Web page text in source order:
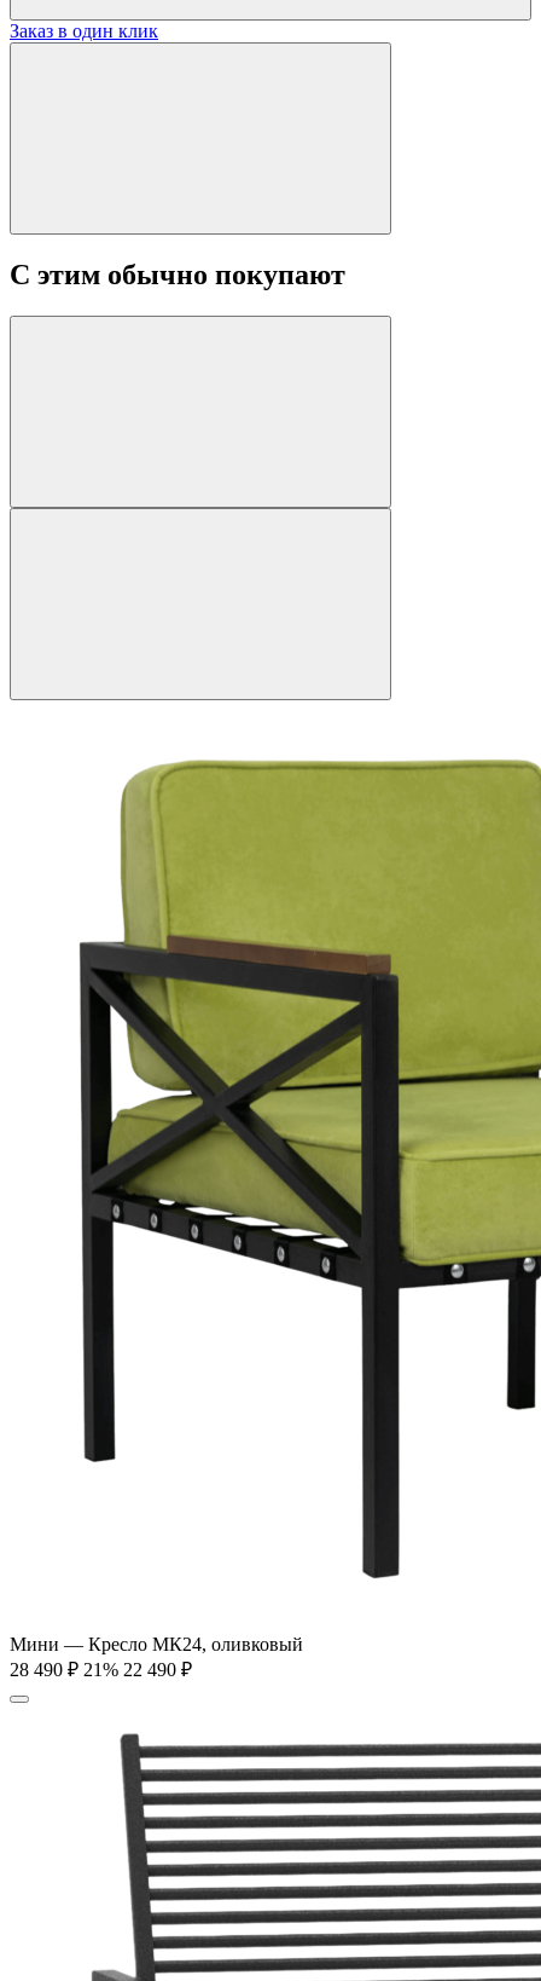
Заказ в один клик
С этим обычно покупают
Мини — Кресло МК24, оливковый
28 490 ₽ 21% 22 490 ₽